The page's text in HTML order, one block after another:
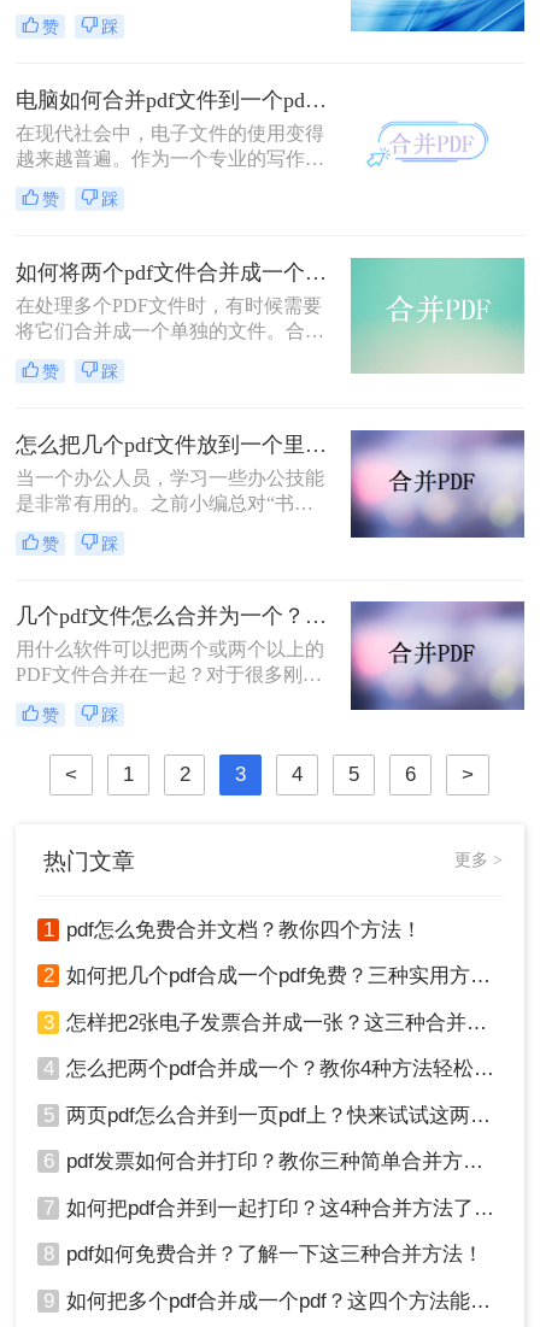
而，有时我们会遇到需要合并多个
PDF文件的情况，比如需要把多个章
或者将多个报告整合成一个统一的文
档。那么，如何合并PDF文件呢？本
文将为你介绍二种省时高效的解决方
案。
赞 踩
电脑如何合并pdf文件到一个pdf？这二招分分钟解决！
在现代社会中，电子文件的使用变得
越来越普遍。作为一个专业的写作专
家，你可能经常需要合并多个PDF文
件成一个PDF文件。那么，电脑如何
介绍二种简单而高效的方法。
赞 踩
如何将两个pdf文件合并成一个？这三个方法就够用啦！
​在处理多个PDF文件时，有时候需要
将它们合并成一个单独的文件。合并
PDF文件可以帮助您更好地组织文
件、简化文档管理和提高工作效率。
呢？本文将介绍三种实用的方法，帮
助您将两个PDF文件合并成一个。
赞 踩
怎么把几个pdf文件放到一个里面？试试这几个方法！
当一个办公人员，学习一些办公技能
是非常有用的。之前小编总对“书到
用时就恨少”这句话非常不以为然，
直到真正遇到的时候，才明白这句话
候多学点东西，等用到的时候也不会
变得手忙脚乱。你知道怎么怎么把几
个pdf文件放到一个里面吗？今日小编
就跟你分享如何把PDF合并在一起。
赞 踩
几个pdf文件怎么合并为一个？两种简单方法分享！
用什么软件可以把两个或两个以上的
PDF文件合并在一起？对于很多刚进
入职场的朋友来说，因为没有经常接
触到PDF格式的文件，编辑这类文件
的经验几乎为零。这种格式的文件不
是不能直接编辑吗？那要怎么将其合
并呢。事实上，可以编辑单个PDF文
是可以做到的，今天就来给大家讲讲
几个pdf文件怎么合并为一个的问题，
吧。
赞 踩
< 1 2 3 4 5 6 >
热门文章 更多 >
1 pdf怎么免费合并文档？教你四个方法！
2 如何把几个pdf合成一个pdf免费？三种实用方法分享！
3 怎样把2张电子发票合并成一张？这三种合并方法学习一下!
4 怎么把两个pdf合并成一个？教你4种方法轻松完成合并！
5 两页pdf怎么合并到一页pdf上？快来试试这两种方法吧！
6 pdf发票如何合并打印？教你三种简单合并方法！
7 如何把pdf合并到一起打印？这4种合并方法了解一下！
8 pdf如何免费合并？了解一下这三种合并方法！
9 如何把多个pdf合并成一个pdf？这四个方法能帮助大家！